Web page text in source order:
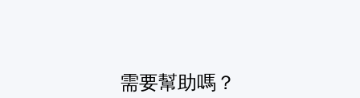
需要幫助嗎？